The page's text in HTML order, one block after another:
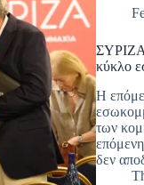
κύκλο
Η
των
δεν